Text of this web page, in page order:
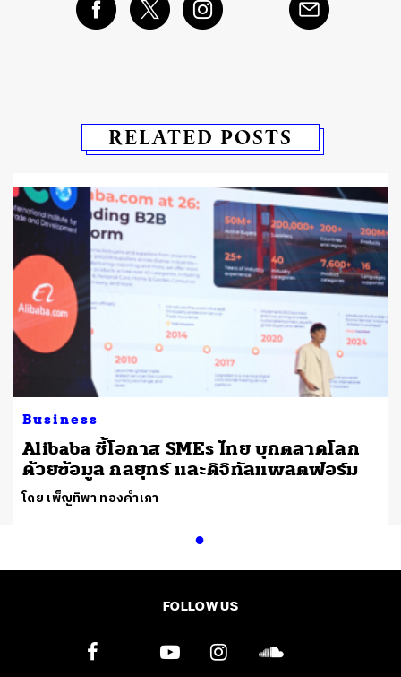
RELATED POSTS
Business
Alibaba ชี้โอกาส SMEs ไทย บุกตลาดโลก
ด้วยข้อมูล กลยุทธ์ และดิจิทัลแพลตฟอร์ม
โดย เพ็ญทิพา ทองคำเภา
FOLLOW US